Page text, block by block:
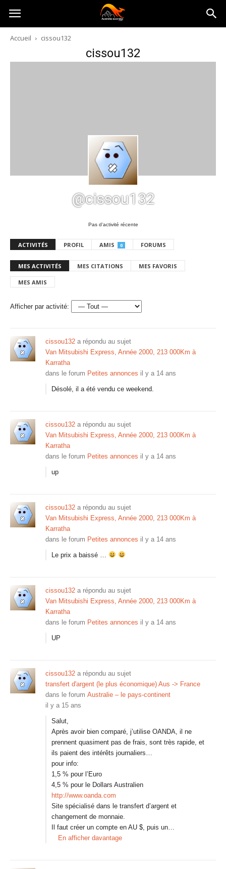
Australia-
australie.com
Accueil cissou132
cissou132
@cissou132
Pas d’activité récente
ACTIVITÉS PROFIL AMIS 0 FORUMS
MES ACTIVITÉS MES CITATIONS MES FAVORIS
MES AMIS
Afficher par activité:
cissou132 a répondu au sujet
Van Mitsubishi Express, Année 2000, 213 000Km à
Karratha
dans le forum Petites annonces il y a 14 ans
Désolé, il a été vendu ce weekend.
cissou132 a répondu au sujet
Van Mitsubishi Express, Année 2000, 213 000Km à
Karratha
dans le forum Petites annonces il y a 14 ans
up
cissou132 a répondu au sujet
Van Mitsubishi Express, Année 2000, 213 000Km à
Karratha
dans le forum Petites annonces il y a 14 ans
Le prix a baissé …
cissou132 a répondu au sujet
Van Mitsubishi Express, Année 2000, 213 000Km à
Karratha
dans le forum Petites annonces il y a 14 ans
UP
cissou132 a répondu au sujet
transfert d'argent (le plus économique) Aus -> France
dans le forum Australie – le pays-continent
il y a 15 ans
Salut,
Après avoir bien comparé, j’utilise OANDA, il ne
prennent quasiment pas de frais, sont très rapide, et
ils paient des intérêts journaliers…
pour info:
1,5 % pour l’Euro
4,5 % pour le Dollars Australien
http://www.oanda.com
Site spécialisé dans le transfert d’argent et
changement de monnaie.
Il faut créer un compte en AU $, puis un…
En afficher davantage